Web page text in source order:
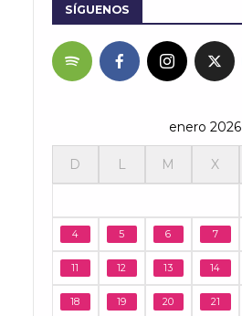
SÍGUENOS
enero 2026
D L M X
4 5 6 7
11 12 13 14
18 19 20 21